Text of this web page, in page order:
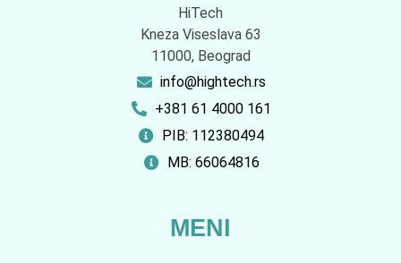
HiTech
Kneza Viseslava 63
11000, Beograd
info@hightech.rs
+381 61 4000 161
PIB: 112380494
MB: 66064816
MENI